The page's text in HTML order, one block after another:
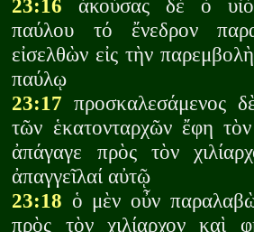
23:16 ἀκούσας δὲ ὁ
παύλου τό ἔνεδρον
εἰσελθὼν εἰς τὴν
παύλῳ
23:17 προσκαλεσάμενος
τῶν ἑκατονταρχῶν ἔφη τὸν
ἀπάγαγε πρὸς τὸν
ἀπαγγεῖλαί αὐτῷ
23:18 ὁ μὲν οὖν
πρὸς τὸν χιλίαρχον καὶ